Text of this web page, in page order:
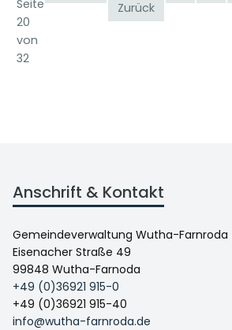
Seite
20
von
32
Zurück
Anschrift & Kontakt
Gemeindeverwaltung Wutha-Farnroda
Eisenacher Straße 49
99848 Wutha-Farnoda
+49 (0)36921 915-0
+49 (0)36921 915-40
info@wutha-farnroda.de